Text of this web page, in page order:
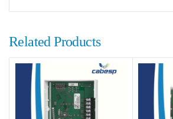
Related Products